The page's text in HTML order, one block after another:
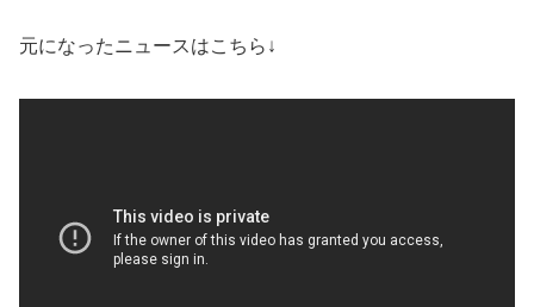
元になったニュースはこちら↓